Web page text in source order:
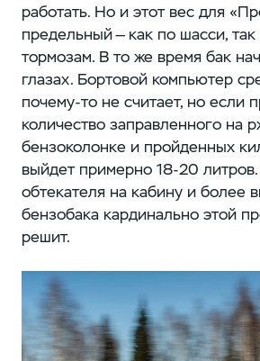
работать. Но и этот вес для
предельный — как по шасси,
тормозам. В то же время бак
глазах. Бортовой компьютер
почему-то не считает, но если
количество заправленного на
бензоколонке и пройденных
выйдет примерно 18-20 литров.
обтекателя на кабину и более
бензобака кардинально этой
решит.